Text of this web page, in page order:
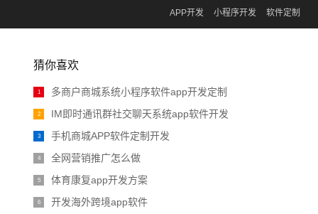
APP开发 小程序开发 软件定制
猜你喜欢
1 多商户商城系统小程序软件app开发定制
2 IM即时通讯群社交聊天系统app软件开发
3 手机商城APP软件定制开发
4 全网营销推广怎么做
5 体育康复app开发方案
6 开发海外跨境app软件